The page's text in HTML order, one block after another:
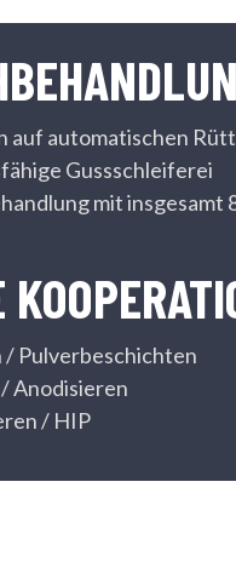
auf automatischen
Gussschleiferei
mit insgesamt
/ Pulverbeschichten
Anodisieren
/ HIP